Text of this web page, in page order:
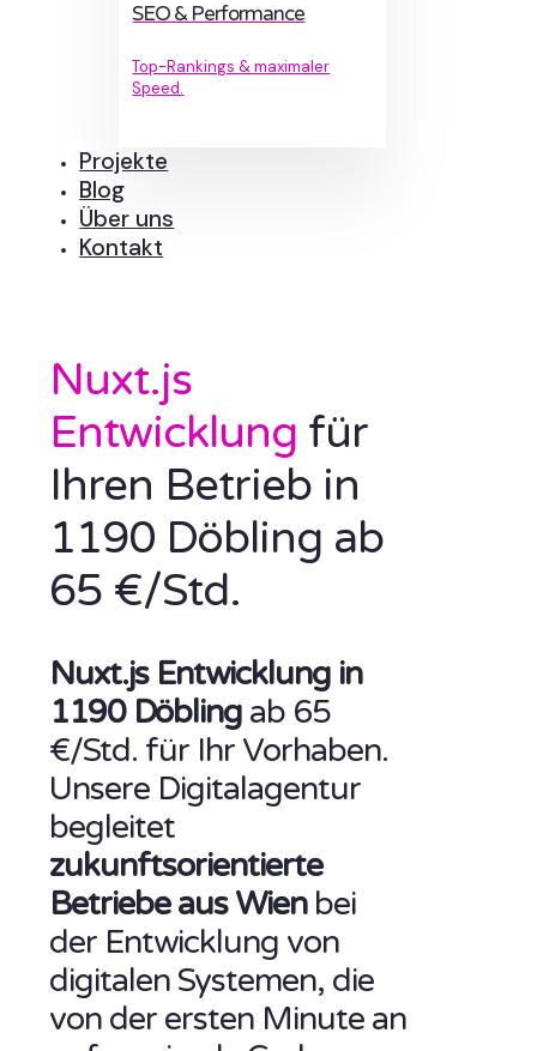
SEO & Performance
Top-Rankings & maximaler
Speed.
Projekte
Blog
Über uns
Kontakt
Nuxt.js
Entwicklung für
Ihren Betrieb in
1190 Döbling ab
65 €/Std.
Nuxt.js Entwicklung in
1190 Döbling ab 65
€/Std. für Ihr Vorhaben.
Unsere Digitalagentur
begleitet
zukunftsorientierte
Betriebe aus Wienbei
der Entwicklung von
digitalen Systemen, die
von der ersten Minute an